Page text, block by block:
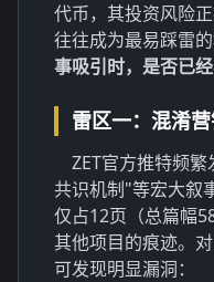
代币，其投资风险
往往成为最易踩雷的
事吸引时，是否已
雷区一：混淆
ZET官方推特频
共识机制"等宏大叙
仅占12页（总篇幅
其他项目的痕迹。
可发现明显漏洞：